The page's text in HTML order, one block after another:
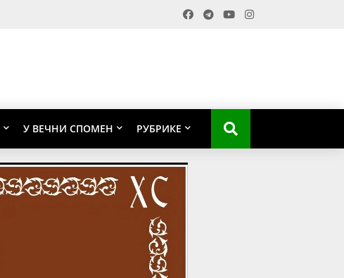
У ВЕЧНИ СПОМЕН РУБРИКЕ